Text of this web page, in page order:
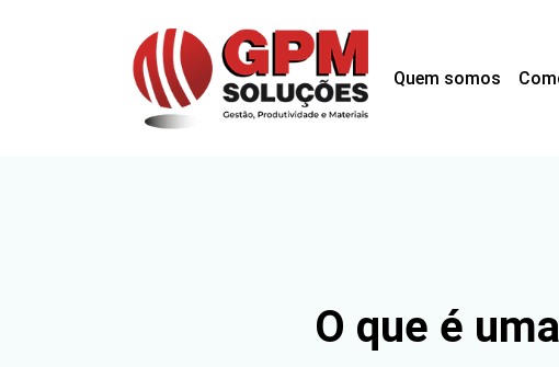
Quem somos
O que é